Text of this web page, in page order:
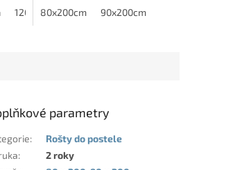
120x200cm 140x200cm
Zdvih...
80x200cm 90x200cm
parametry
:
Rošty do postele
:
2 roky